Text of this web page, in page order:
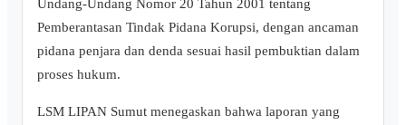
Pemberantasan Tindak Pidana Korupsi, dengan ancaman
pidana penjara dan denda sesuai hasil pembuktian dalam
proses hukum.
LSM LIPAN Sumut menegaskan bahwa laporan yang